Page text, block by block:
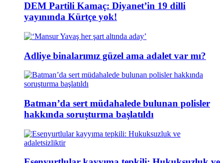
DEM Partili Kamaç: Diyanet’in 19 dilli
yayınında Kürtçe yok!
Adliye binalarımız güzel ama adalet var mı?
Batman’da sert müdahalede bulunan polisler
hakkında soruşturma başlatıldı